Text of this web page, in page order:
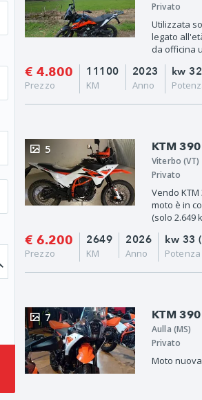
Privato
Utilizzata
legato
da officina
€ 4.800
Prezzo
2023
Anno
11100
KM
kw
KTM
5
Viterbo (VT)
Privato
Vendo
moto è in
(solo 2.649
€ 6.200
Prezzo
2026
Anno
2649
KM
kw 33
Potenza
KTM
7
Aulla (MS)
Privato
Moto